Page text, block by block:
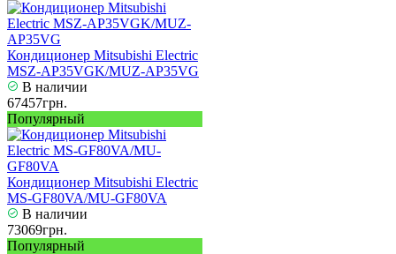
Кондиционер Mitsubishi Electric
MSZ-AP35VGK/MUZ-AP35VG
В наличии
67457грн.
Популярный
Кондиционер Mitsubishi Electric
MS-GF80VA/MU-GF80VA
В наличии
73069грн.
Популярный